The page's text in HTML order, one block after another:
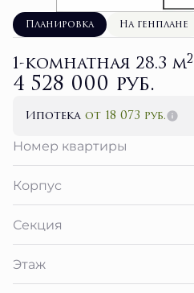
Планировка На генплане
1-комнатная 28.3 м2
4 528 000 руб.
Ипотека от 18 073 руб.
Номер квартиры
Корпус
Секция
Этаж